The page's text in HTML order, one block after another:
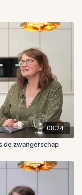
08:24
de zwangerschap